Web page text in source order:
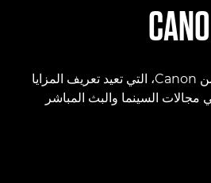
تُعد كاميرا EOS C400 من Canon، التي تعيد تعريف المزايا
السينما والبث المباشر